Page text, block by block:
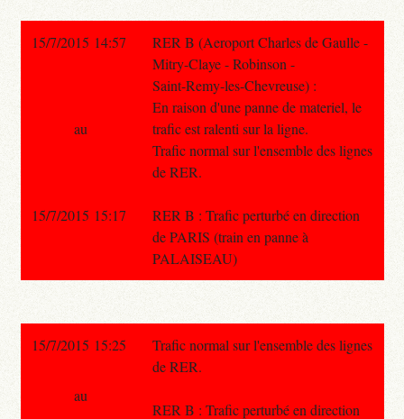
15/7/2015 14:57
RER B (Aeroport Charles de Gaulle -
Mitry-Claye - Robinson -
Saint-Remy-les-Chevreuse) :
En raison d'une panne de materiel, le
trafic est ralenti sur la ligne.
Trafic normal sur l'ensemble des lignes
de RER.
RER B : Trafic perturbé en direction
de PARIS (train en panne à
PALAISEAU)
au
15/7/2015 15:17
15/7/2015 15:25
Trafic normal sur l'ensemble des lignes
de RER.
RER B : Trafic perturbé en direction
au